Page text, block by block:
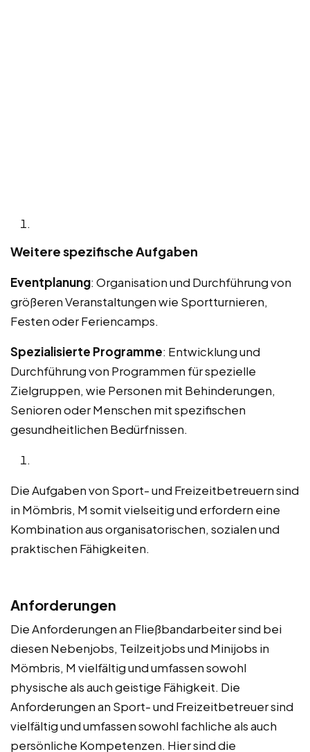
Weitere spezifische Aufgaben
Eventplanung: Organisation und Durchführung von
größeren Veranstaltungen wie Sportturnieren,
Festen oder Feriencamps.
Spezialisierte Programme: Entwicklung und
Durchführung von Programmen für spezielle
Zielgruppen, wie Personen mit Behinderungen,
Senioren oder Menschen mit spezifischen
gesundheitlichen Bedürfnissen.
Die Aufgaben von Sport- und Freizeitbetreuern sind
in Mömbris, M somit vielseitig und erfordern eine
Kombination aus organisatorischen, sozialen und
praktischen Fähigkeiten.
Anforderungen
Die Anforderungen an Fließbandarbeiter sind bei
diesen Nebenjobs, Teilzeitjobs und Minijobs in
Mömbris, M vielfältig und umfassen sowohl
physische als auch geistige Fähigkeit. Die
Anforderungen an Sport- und Freizeitbetreuer sind
vielfältig und umfassen sowohl fachliche als auch
persönliche Kompetenzen. Hier sind die